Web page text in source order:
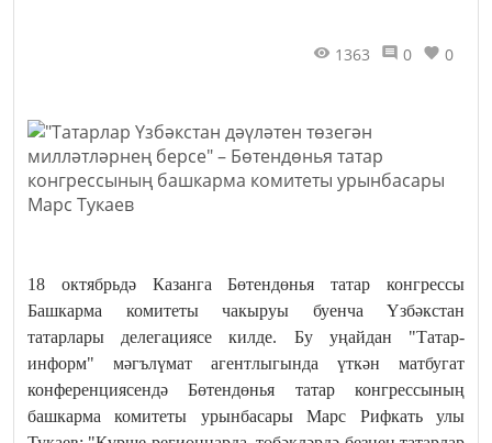
1363 0 0
18 октябрьдә Казанга Бөтендөнья татар конгрессы
Башкарма комитеты чакыруы буенча Үзбәкстан
татарлары делегациясе килде. Бу уңайдан "Татар-
информ" мәгълүмат агентлыгында үткән матбугат
конференциясендә Бөтендөнья татар конгрессының
башкарма комитеты урынбасары Марс Рифкать улы